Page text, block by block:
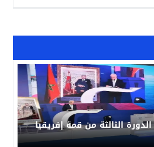
الثالثة من قمة إفريقيا